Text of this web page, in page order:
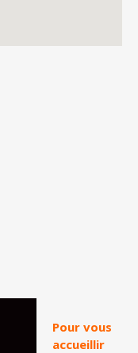
Pour vous
accueillir